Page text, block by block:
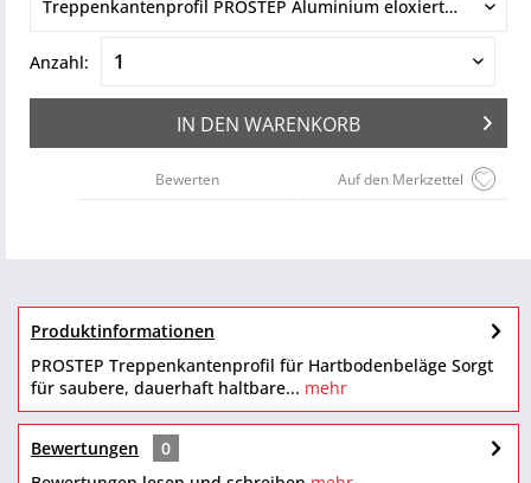
Anzahl:
IN DEN WARENKORB
Auf den Merkzettel
Bewerten
Produktinformationen
PROSTEP Treppenkantenprofil für Hartbodenbeläge Sorgt
für saubere, dauerhaft haltbare... mehr
Bewertungen
0